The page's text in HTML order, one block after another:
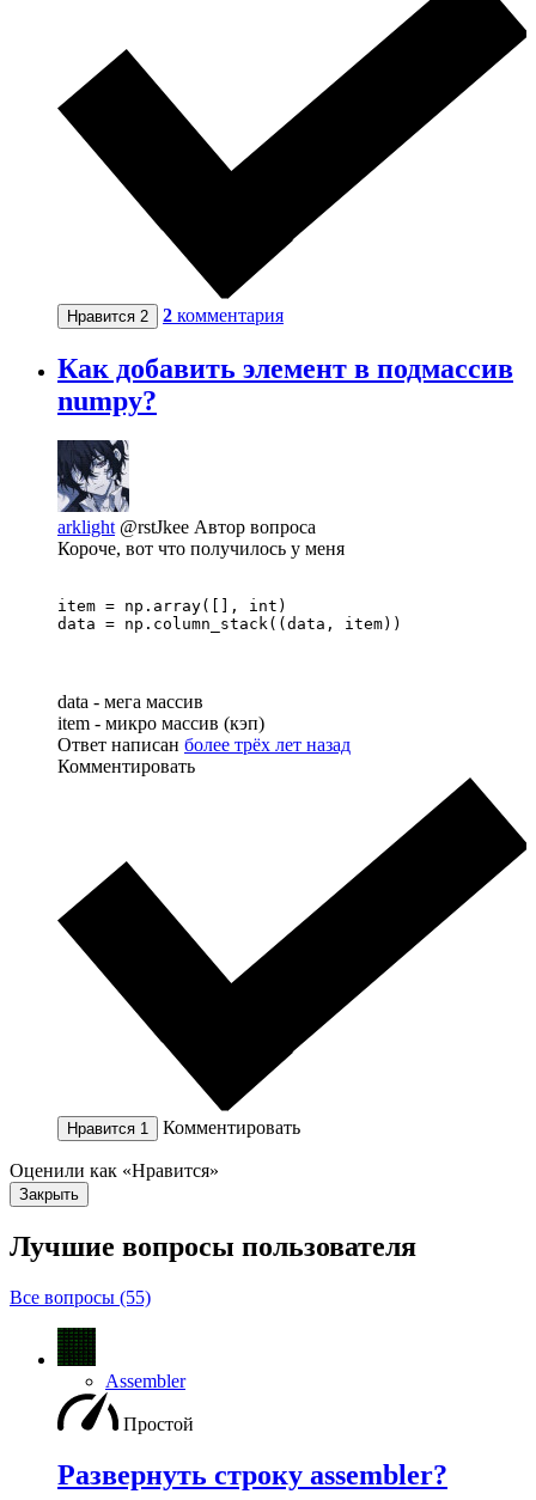
Нравится 2 2 комментария
Как добавить элемент в подмассив
numpy?
arklight @rstJkee Автор вопроса
Короче, вот что получилось у меня
item = np.array([], int)
data = np.column_stack((data, item))
data - мега массив
item - микро массив (кэп)
Ответ написан более трёх лет назад
Комментировать
Нравится 1 Комментировать
Оценили как «Нравится»
Закрыть
Лучшие вопросы пользователя
Все вопросы (55)
Assembler
Простой
Развернуть строку assembler?